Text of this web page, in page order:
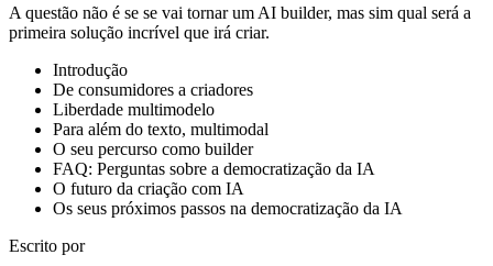
A questão não é se se vai tornar um AI builder, mas sim qual será a
primeira solução incrível que irá criar.
Introdução
De consumidores a criadores
Liberdade multimodelo
Para além do texto, multimodal
O seu percurso como builder
FAQ: Perguntas sobre a democratização da IA
O futuro da criação com IA
Os seus próximos passos na democratização da IA
Escrito por